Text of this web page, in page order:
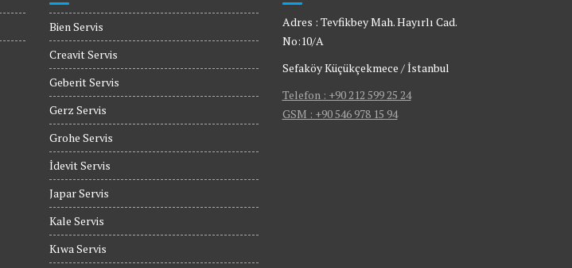
Bien Servis
Creavit Servis
Geberit Servis
Gerz Servis
Grohe Servis
İdevit Servis
Japar Servis
Kale Servis
Kıwa Servis
Adres : Tevfikbey Mah. Hayırlı Cad.
No:10/A
Sefaköy Küçükçekmece / İstanbul
Telefon : +90 212 599 25 24
GSM : +90 546 978 15 94